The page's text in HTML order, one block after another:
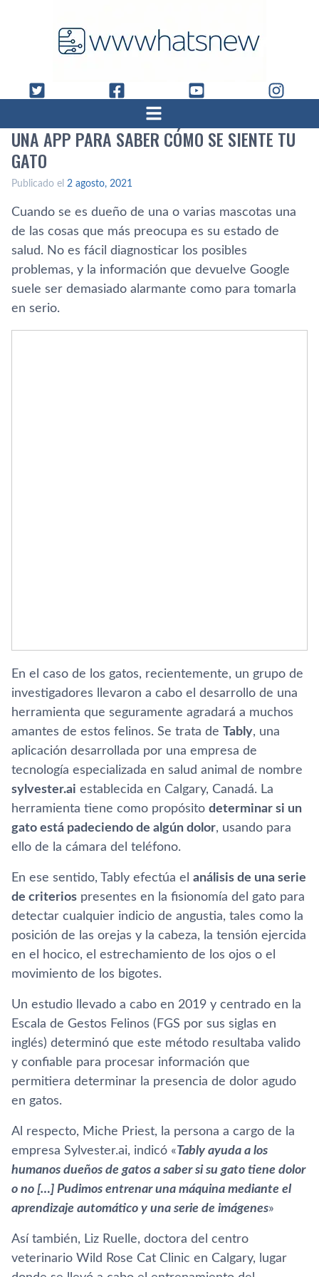
UNA APP PARA SABER CÓMO SE SIENTE TU
GATO
Publicado el 2 agosto, 2021
Cuando se es dueño de una o varias mascotas una
de las cosas que más preocupa es su estado de
salud. No es fácil diagnosticar los posibles
problemas, y la información que devuelve Google
suele ser demasiado alarmante como para tomarla
en serio.
En el caso de los gatos, recientemente, un grupo de
investigadores llevaron a cabo el desarrollo de una
herramienta que seguramente agradará a muchos
amantes de estos felinos. Se trata de Tably, una
aplicación desarrollada por una empresa de
tecnología especializada en salud animal de nombre
sylvester.ai establecida en Calgary, Canadá. La
herramienta tiene como propósito determinar si un
gato está padeciendo de algún dolor, usando para
ello de la cámara del teléfono.
En ese sentido, Tably efectúa el análisis de una serie
de criterios presentes en la fisionomía del gato para
detectar cualquier indicio de angustia, tales como la
posición de las orejas y la cabeza, la tensión ejercida
en el hocico, el estrechamiento de los ojos o el
movimiento de los bigotes.
Un estudio llevado a cabo en 2019 y centrado en la
Escala de Gestos Felinos (FGS por sus siglas en
inglés) determinó que este método resultaba valido
y confiable para procesar información que
permitiera determinar la presencia de dolor agudo
en gatos.
Al respecto, Miche Priest, la persona a cargo de la
empresa Sylvester.ai, indicó «Tably ayuda a los
humanos dueños de gatos a saber si su gato tiene dolor
o no […] Pudimos entrenar una máquina mediante el
aprendizaje automático y una serie de imágenes»
Así también, Liz Ruelle, doctora del centro
veterinario Wild Rose Cat Clinic en Calgary, lugar